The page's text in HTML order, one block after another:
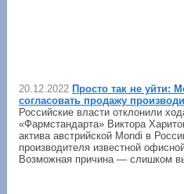
20.12.2022 Просто так не уйти:
согласовать продажу
Российские власти отклонили
«Фармстандарта» Виктора
актива австрийской Mondi в
производителя известной
Возможная причина — слишком